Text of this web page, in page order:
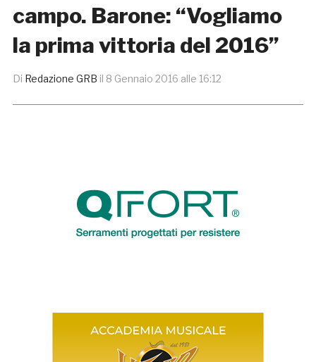
campo. Barone: “Vogliamo
la prima vittoria del 2016”
Di Redazione GRB il 8 Gennaio 2016 alle 16:12